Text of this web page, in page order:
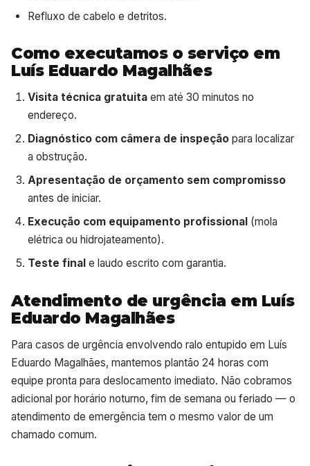
Refluxo de cabelo e detritos.
Como executamos o serviço em
Luís Eduardo Magalhães
Visita técnica gratuita em até 30 minutos no
endereço.
Diagnóstico com câmera de inspeção para localizar
a obstrução.
Apresentação de orçamento sem compromisso
antes de iniciar.
Execução com equipamento profissional (mola
elétrica ou hidrojateamento).
Teste final e laudo escrito com garantia.
Atendimento de urgência em Luís
Eduardo Magalhães
Para casos de urgência envolvendo ralo entupido em Luís
Eduardo Magalhães, mantemos plantão 24 horas com
equipe pronta para deslocamento imediato. Não cobramos
adicional por horário noturno, fim de semana ou feriado — o
atendimento de emergência tem o mesmo valor de um
chamado comum.